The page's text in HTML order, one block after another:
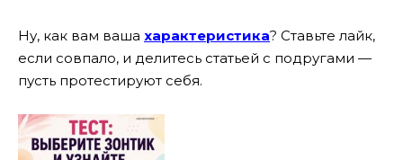
Ну, как вам ваша характеристика? Ставьте лайк,
если совпало, и делитесь статьей с подругами —
пусть протестируют себя.